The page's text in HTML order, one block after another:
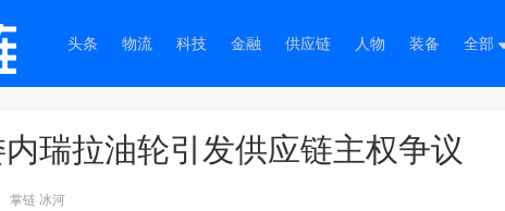
头条 物流 科技 金融 供应链 人物 装备 全部
瑞拉油轮引发供应链主权争议
掌链 冰河